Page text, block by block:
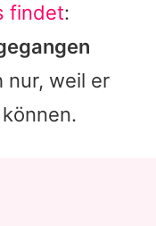
findet:
nur, weil er